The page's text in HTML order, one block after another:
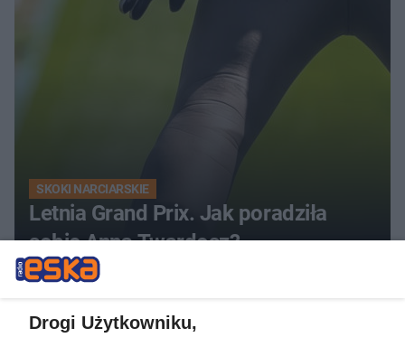
SKOKI NARCIARSKIE
Letnia Grand Prix. Jak poradziła
sobie Anna Twardosz?
Drogi Użytkowniku,